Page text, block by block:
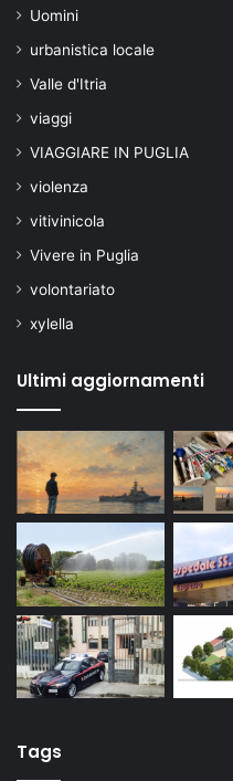
Uomini
urbanistica locale
Valle d'Itria
viaggi
VIAGGIARE IN PUGLIA
violenza
vitivinicola
Vivere in Puglia
volontariato
xylella
Ultimi aggiornamenti
Tags